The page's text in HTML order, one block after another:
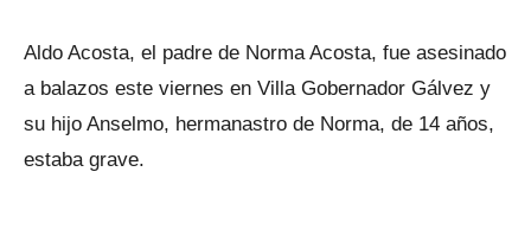
Aldo Acosta, el padre de Norma Acosta, fue asesinado
a balazos este viernes en Villa Gobernador Gálvez y
su hijo Anselmo, hermanastro de Norma, de 14 años,
estaba grave.